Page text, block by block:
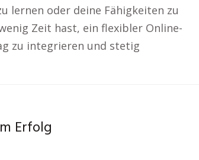
lernen oder deine Fähigkeiten zu
Zeit hast, ein flexibler Online-
zu integrieren und stetig
Erfolg